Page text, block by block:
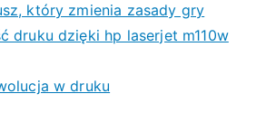
który zmienia zasady gry
druku dzięki hp laserjet m110w
w druku